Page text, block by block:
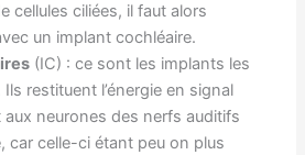
cellules ciliées, il faut alors
un implant cochléaire.
(IC) : ce sont les implants les
restituent l’énergie en signal
neurones des nerfs auditifs
car celle-ci étant peu on plus